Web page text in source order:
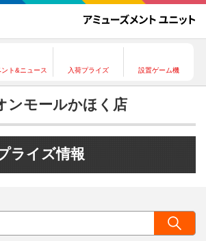
ント&ニュース 入荷プライズ 設置ゲーム機
ンモールかほく店
ライズ情報